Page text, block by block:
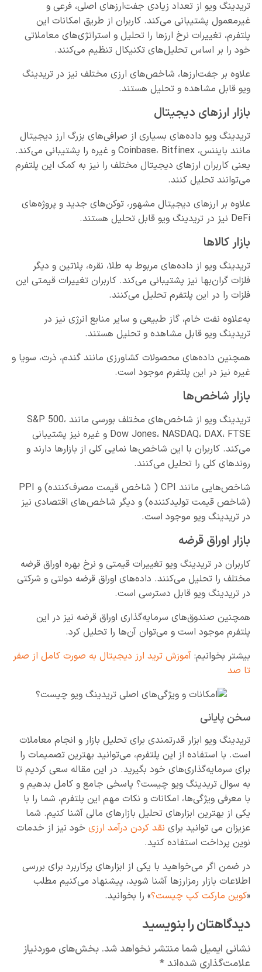
تریدینگ ویو از تعداد زیادی جفت‌ارزهای اصلی، فرعی و
غیرمعمول پشتیبانی می‌کند. کاربران از طریق امکانات این
پلتفرم، تغییرات نرخ ارزها را تحلیل و استراتژی‌های معاملاتی
خود را بر اساس تحلیل‌های تکنیکال تنظیم می‌کنند.
علاوه بر جفت‌ارزها، شاخص‌های ارزی مختلف نیز در تریدینگ
ویو قابل مشاهده و تحلیل هستند.
بازار ارزهای دیجیتال
تریدینگ ویو داده‌های بسیاری از صرافی‌های بزرگ ارز دیجیتال
مانند بایننس، Coinbase، Bitfinex و غیره را پشتیبانی می‌کند.
یعنی کاربران ارزهای دیجیتال مختلف را نیز به کمک این پلتفرم
می‌توانند تحلیل کنند.
علاوه بر ارزهای دیجیتال مشهور، توکن‌های جدید و پروژه‌های
DeFi نیز در تریدینگ ویو قابل تحلیل هستند.
بازار کالاها
تریدینگ ویو از داده‌های مربوط به طلا، نقره، پلاتین و دیگر
فلزات گران‌بها نیز پشتیبانی می‌کند. کاربران تغییرات قیمتی این
فلزات را در این پلتفرم تحلیل می‌کنند.
به‌علاوه نفت خام، گاز طبیعی و سایر منابع انرژی نیز در
تریدینگ ویو قابل مشاهده و تحلیل هستند.
همچنین داده‌های محصولات کشاورزی مانند گندم، ذرت، سویا و
غیره نیز در این پلتفرم موجود است.
بازار شاخص‌ها
تریدینگ ویو از شاخص‌های مختلف بورسی مانند S&P 500،
Dow Jones، NASDAQ، DAX، FTSE و غیره نیز پشتیبانی
می‌کند. کاربران با این شاخص‌ها نمایی کلی از بازارها دارند و
روندهای کلی را تحلیل می‌کنند.
شاخص‌هایی مانند CPI ( شاخص قیمت مصرف‌کننده) و PPI
(شاخص قیمت تولیدکننده) و دیگر شاخص‌های اقتصادی نیز
در تریدینگ ویو موجود است.
بازار اوراق قرضه
کاربران در تریدینگ ویو تغییرات قیمتی و نرخ بهره اوراق قرضه
مختلف را تحلیل می‌کنند. داده‌های اوراق قرضه دولتی و شرکتی
در تریدینگ ویو قابل دسترسی است.
همچنین صندوق‌های سرمایه‌گذاری اوراق قرضه نیز در این
پلتفرم موجود است و می‌توان آن‌ها را تحلیل کرد.
بیشتر بخوانیم: آموزش ترید ارز دیجیتال به صورت کامل از صفر
تا صد
سخن پایانی
تریدینگ ویو ابزار قدرتمندی برای تحلیل بازار و انجام معاملات
است. با استفاده از این پلتفرم، می‌توانید بهترین تصمیمات را
برای سرمایه‌گذاری‌های خود بگیرید. در این مقاله سعی کردیم تا
به سوال تریدینگ ویو چیست؟ پاسخی جامع و کامل بدهیم و
با معرفی ویژگی‌ها، امکانات و نکات مهم این پلتفرم، شما را با
یکی از بهترین ابزارهای تحلیل بازارهای مالی آشنا کنیم. شما
عزیزان می توانید برای نقد کردن درآمد ارزی خود نیز از خدمات
نوین پرداخت استفاده کنید.
در ضمن اگر می‌خواهید با یکی از ابزارهای پرکاربرد برای بررسی
اطلاعات بازار رمزارزها آشنا شوید، پیشنهاد می‌کنیم مطلب
«کوین مارکت کپ چیست؟» را بخوانید.
دیدگاهتان را بنویسید
نشانی ایمیل شما منتشر نخواهد شد. بخش‌های موردنیاز
علامت‌گذاری شده‌اند*